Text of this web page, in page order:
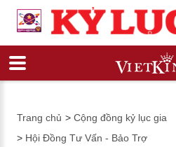
Trang chủ > Cộng đồng kỷ lục gia
> Hội Đồng Tư Vấn - Bảo Trợ